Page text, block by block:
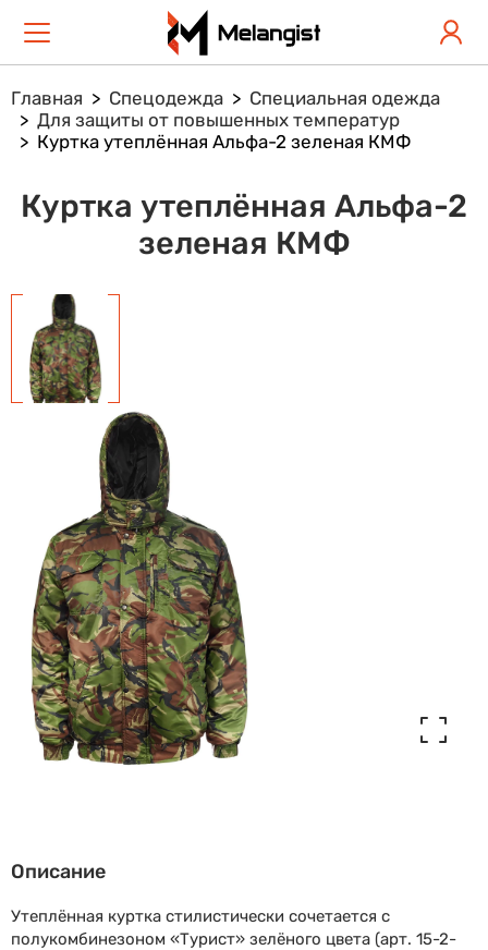
Главная Спецодежда
Специальная одежда
Для защиты от повышенных температур
Куртка утеплённая Альфа-2 зеленая КМФ
Куртка утеплённая Альфа-2
зеленая КМФ
Описание
Утеплённая куртка стилистически сочетается с
полукомбинезоном «Турист» зелёного цвета (арт. 15-2-